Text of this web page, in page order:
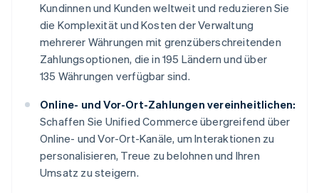
Kundinnen und Kunden weltweit und reduzieren Sie
die Komplexität und Kosten der Verwaltung
mehrerer Währungen mit grenzüberschreitenden
Zahlungsoptionen, die in 195 Ländern und über
135 Währungen verfügbar sind.
Online- und Vor-Ort-Zahlungen vereinheitlichen:
Schaffen Sie Unified Commerce übergreifend über
Online- und Vor-Ort-Kanäle, um Interaktionen zu
personalisieren, Treue zu belohnen und Ihren
Umsatz zu steigern.